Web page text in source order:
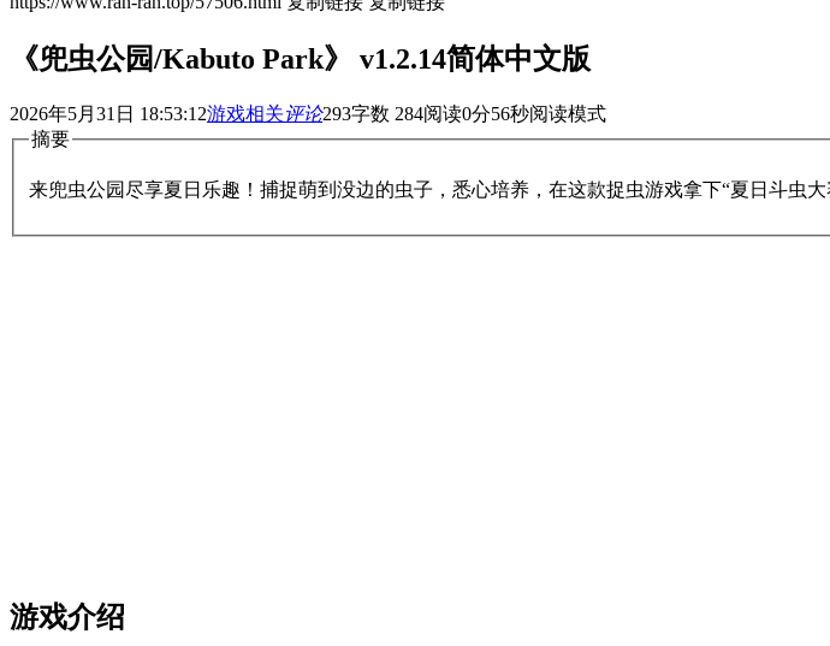
《兜虫公园/Kabuto Park》 v1.2.14简体中文版
2026年5月31日 18:53:12游戏相关评论293字数 284阅读0分56秒阅读模式
摘要
来兜虫公园尽享夏日乐趣！捕捉萌到没边的虫子，悉心培养，在这款捉虫游戏拿下“夏日斗虫
游戏介绍